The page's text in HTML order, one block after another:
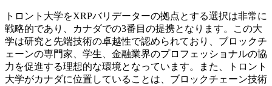
トロント大学をXRPバリデーターの拠点とする選択は非常に
戦略的であり、カナダでの3番目の提携となります。この大
学は研究と先端技術の卓越性で認められており、ブロックチ
ェーンの専門家、学生、金融業界のプロフェッショナルの協
力を促進する理想的な環境となっています。また、トロント
大学がカナダに位置していることは、ブロックチェーン技術